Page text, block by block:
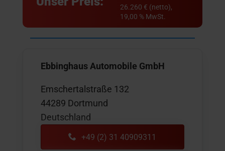
26.260 € (netto),
19,00 % MwSt.
Ebbinghaus Automobile GmbH
Emschertalstraße 132
44289 Dortmund
Deutschland
+49 (2) 31 40909311